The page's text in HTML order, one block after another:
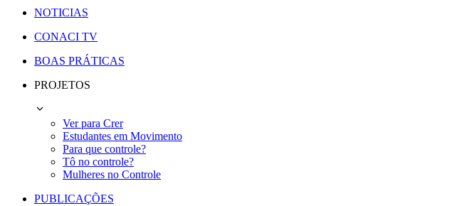
NOTICIAS
CONACI TV
BOAS PRÁTICAS
PROJETOS
Ver para Crer
Estudantes em Movimento
Para que controle?
Tô no controle?
Mulheres no Controle
PUBLICAÇÕES